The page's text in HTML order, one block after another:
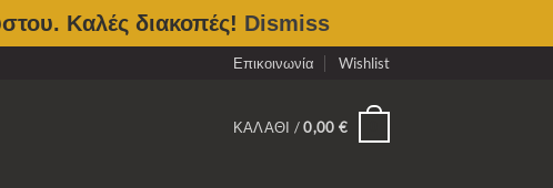
Καλές διακοπές! Dismiss
Επικοινωνία Wishlist
ΚΑΛΆΘΙ /0,00 €